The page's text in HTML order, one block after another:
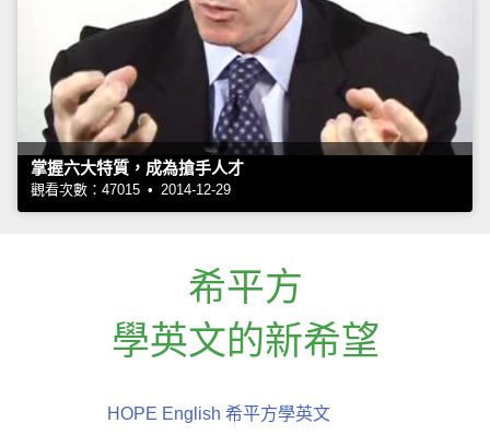
掌握六大特質，成為搶手人才
觀看次數：47015 • 2014-12-29
希平方
學英文的新希望
HOPE English 希平方學英文